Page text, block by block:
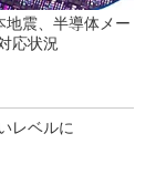
地震、半導体メー
応状況
レベルに